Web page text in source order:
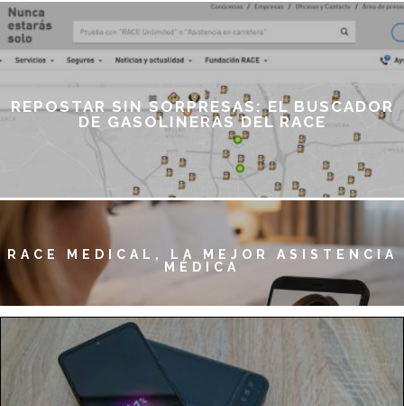
REPOSTAR SIN SORPRESAS: EL BUSCADOR
DE GASOLINERAS DEL RACE
RACE MEDICAL, LA MEJOR ASISTENCIA
MÉDICA